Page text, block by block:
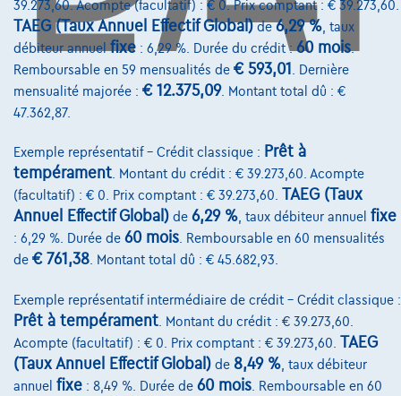
39.273,60. Acompte (facultatif) : € 0. Prix comptant : € 39.273,60.
TAEG (Taux Annuel Effectif Global)de6,29 % , taux
débiteur annuelfixe : 6,29 %. Durée du crédit :60 mois.
Remboursable en 59 mensualités de € 593,01
. Dernière
mensualité majorée : € 12.375,09. Montant total dû : €
47.362,87.
Exemple représentatif – Crédit classique : Prêt à
tempérament. Montant du crédit : € 39.273,60. Acompte
(facultatif) : € 0. Prix comptant : € 39.273,60.
TAEG (Taux
Annuel Effectif Global) de 6,29 %, taux débiteur annuel fixe
: 6,29 %. Durée de 60 mois. Remboursable en 60 mensualités
de € 761,38. Montant total dû : € 45.682,93.
Exemple représentatif intermédiaire de crédit – Crédit classique :
Prêt à tempérament. Montant du crédit : € 39.273,60.
Acompte (facultatif) : € 0. Prix comptant : € 39.273,60.
TAEG
(Taux Annuel Effectif Global) de 8,49 %, taux débiteur
annuel fixe : 8,49 %. Durée de 60 mois. Remboursable en 60
Services & Solutions
Assistance dépannage
Financement
Assurance auto
Leasing
Sur Nous
Devenez client
Qui nous sommes
Charte de qualité
Nos dealers
Nos partenaires